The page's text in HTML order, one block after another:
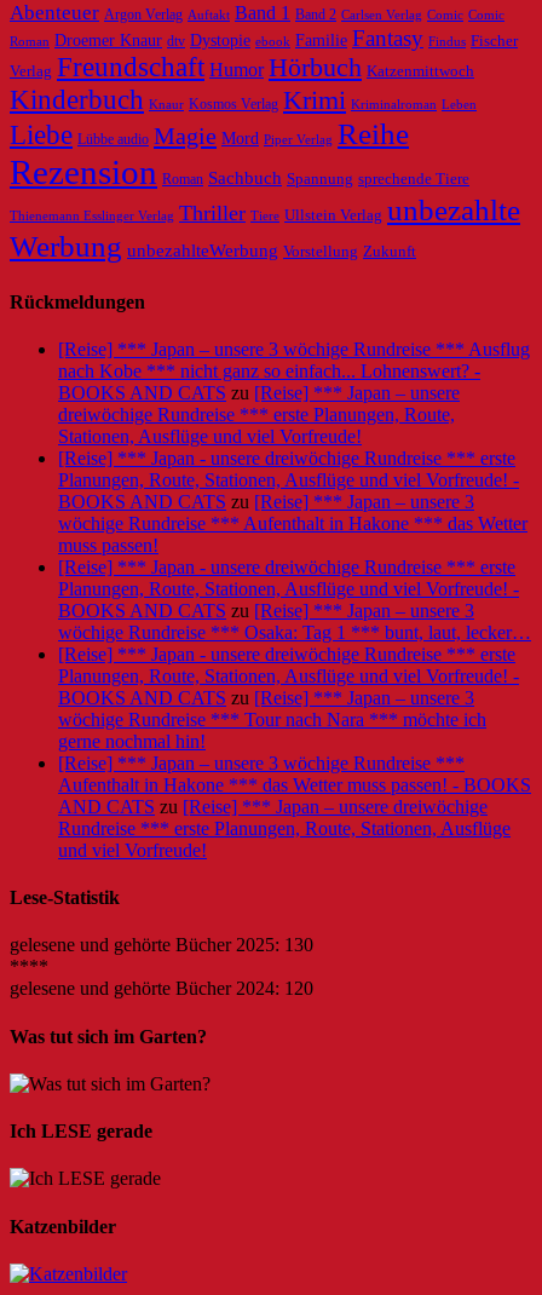
Abenteuer Argon Verlag Auftakt Band 1 Band 2 Carlsen Verlag Comic Comic
Roman Droemer Knaur dtv Dystopie ebook Familie Fantasy Findus Fischer
Verlag Freundschaft Humor Hörbuch Katzenmittwoch
Kinderbuch Knaur Kosmos Verlag Krimi Kriminalroman Leben
Liebe Lübbe audio Magie Mord Piper Verlag Reihe
Rezension Roman Sachbuch Spannung sprechende Tiere
Thienemann Esslinger Verlag Thriller Tiere Ullstein Verlag unbezahlte
Werbung unbezahlteWerbung Vorstellung Zukunft
Rückmeldungen
[Reise] *** Japan – unsere 3 wöchige Rundreise *** Ausflug
nach Kobe *** nicht ganz so einfach... Lohnenswert? -
BOOKS AND CATS zu [Reise] *** Japan – unsere
dreiwöchige Rundreise *** erste Planungen, Route,
Stationen, Ausflüge und viel Vorfreude!
[Reise] *** Japan - unsere dreiwöchige Rundreise *** erste
Planungen, Route, Stationen, Ausflüge und viel Vorfreude! -
BOOKS AND CATS zu [Reise] *** Japan – unsere 3
wöchige Rundreise *** Aufenthalt in Hakone *** das Wetter
muss passen!
[Reise] *** Japan - unsere dreiwöchige Rundreise *** erste
Planungen, Route, Stationen, Ausflüge und viel Vorfreude! -
BOOKS AND CATS zu [Reise] *** Japan – unsere 3
wöchige Rundreise *** Osaka: Tag 1 *** bunt, laut, lecker…
[Reise] *** Japan - unsere dreiwöchige Rundreise *** erste
Planungen, Route, Stationen, Ausflüge und viel Vorfreude! -
BOOKS AND CATS zu [Reise] *** Japan – unsere 3
wöchige Rundreise *** Tour nach Nara *** möchte ich
gerne nochmal hin!
[Reise] *** Japan – unsere 3 wöchige Rundreise ***
Aufenthalt in Hakone *** das Wetter muss passen! - BOOKS
AND CATS zu [Reise] *** Japan – unsere dreiwöchige
Rundreise *** erste Planungen, Route, Stationen, Ausflüge
und viel Vorfreude!
Lese-Statistik
gelesene und gehörte Bücher 2025: 130
****
gelesene und gehörte Bücher 2024: 120
Was tut sich im Garten?
Ich LESE gerade
Katzenbilder